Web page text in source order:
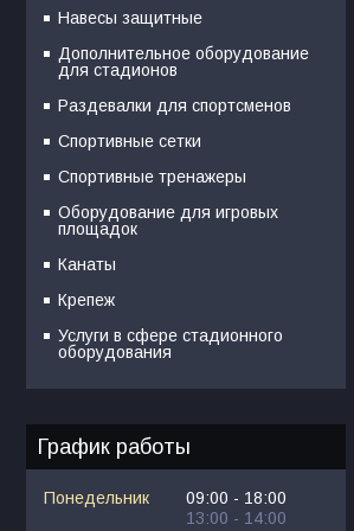
Навесы защитные
Дополнительное оборудование
для стадионов
Раздевалки для спортсменов
Спортивные сетки
Спортивные тренажеры
Оборудование для игровых
площадок
Канаты
Крепеж
Услуги в сфере стадионного
оборудования
График работы
Понедельник 09:00
18:00
13:00
14:00